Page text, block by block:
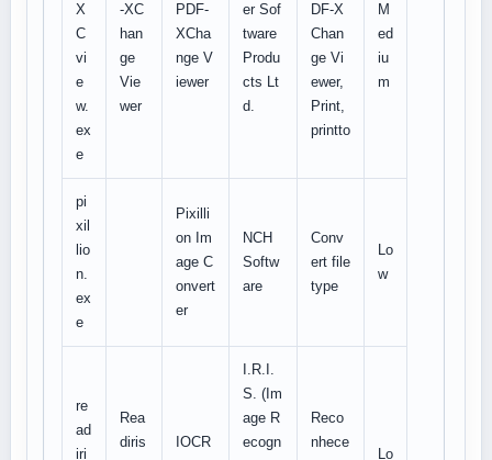
X
C
vi
e
w.
ex
e
-XC
han
ge
Vie
wer
PDF-
XCha
nge V
iewer
er Sof
tware
Produ
cts Lt
d.
DF-X
Chan
ge Vi
ewer,
Print,
printto
M
ed
iu
m
pi
xil
lio
n.
ex
e
Pixilli
on Im
age C
onvert
er
NCH
Softw
are
Conv
ert file
type
Lo
w
re
ad
iri
Rea
diris
IOCR
I.R.I.
S. (Im
age R
ecogn
Reco
nhece
Lo